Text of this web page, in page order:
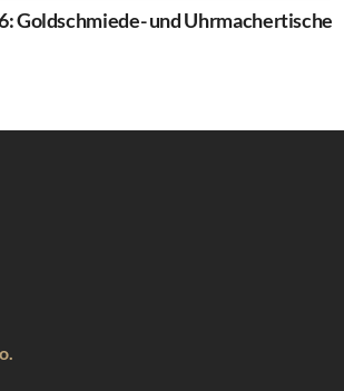
Goldschmiede- und Uhrmachertische